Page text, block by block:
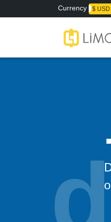
Currency
₺ TL $ USD